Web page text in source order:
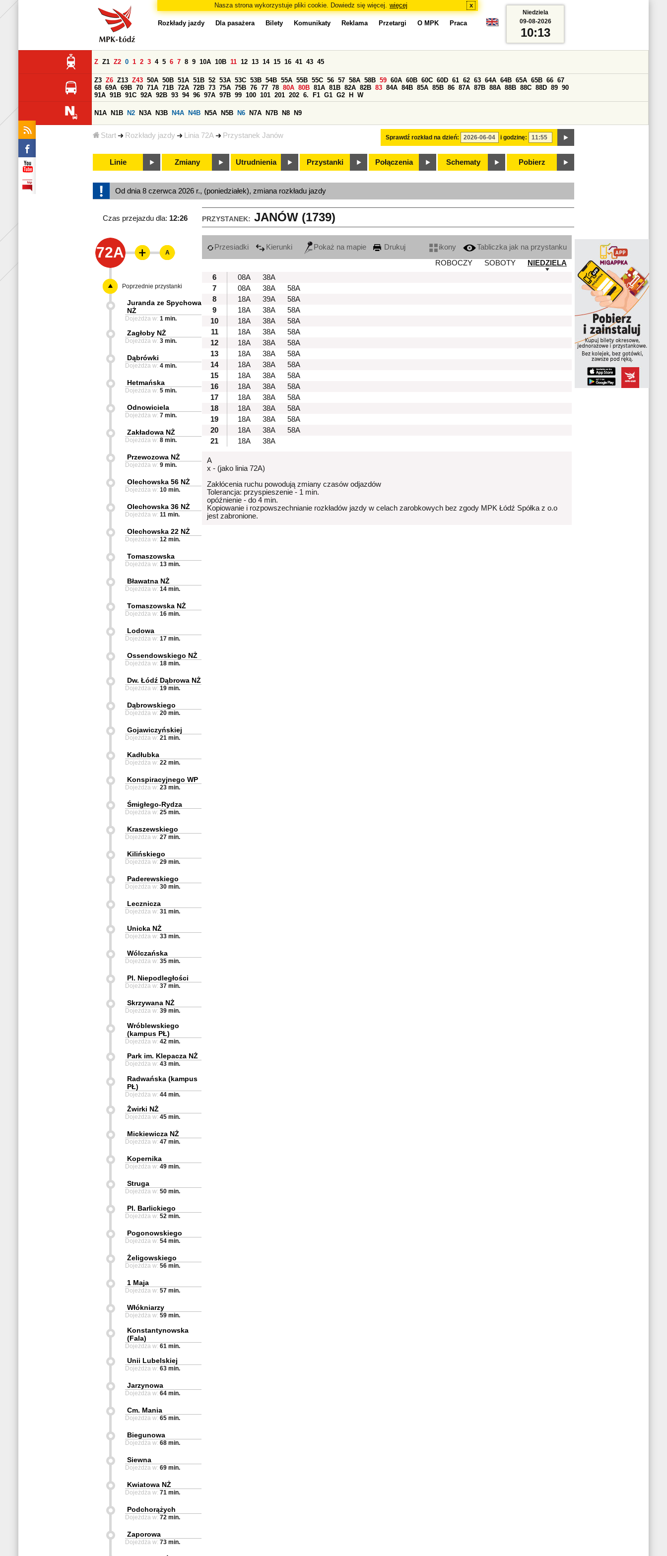
Nasza strona wykorzystuje pliki cookie. Dowiedz się więcej. więcej x
Start Rozkłady jazdy Linia 72A Przystanek Janów
Rozkłady jazdy Dla pasażera Bilety Komunikaty Reklama Przetargi O MPK Praca
Sprawdź rozkład na dzień: i godzinę:
Z Z1 Z2 0 1 2 3 4 5 6 7 8 9 10A 10B 11 12 13 14 15 16 41 43 45
Z3 Z6 Z13 Z43 50A 50B 51A 51B 52 53A 53C 53B 54B 55A 55B 55C 56 57 58A 58B 59 60A 60B 60C 60D 61 62 63 64A 64B 65A 65B 66 67
68 69A 69B 70 71A 71B 72A 72B 73 75A 75B 76 77 78 80A 80B 81A 81B 82A 82B 83 84A 84B 85A 85B 86 87A 87B 88A 88B 88C 88D 89 90
91A 91B 91C 92A 92B 93 94 96 97A 97B 99 100 101 201 202 6. F1 G1 G2 H W
N1A N1B N2 N3A N3B N4A N4B N5A N5B N6 N7A N7B N8 N9
Linie Zmiany Utrudnienia Przystanki Połączenia Schematy Pobierz
Niedziela
09-08-2026
10:13
Od dnia 8 czerwca 2026 r., (poniedziałek), zmiana rozkładu jazdy
PRZYSTANEK: JANÓW (1739)
Czas przejazdu dla: 12:26
72A Przesiadki Kierunki Pokaż na mapie Drukuj ikony
Tabliczka jak na przystanku
ROBOCZY
SOBOTY
NIEDZIELA
6
08A
38A
7
08A 38A
58A
8
18A 39A
58A
9
18A 38A
58A
10
18A 38A
58A
11
18A 38A
58A
12
18A 38A
58A
13
18A 38A
58A
14
18A 38A
58A
15
18A 38A
58A
16
18A 38A
58A
17
18A 38A
58A
18
18A 38A
58A
19
18A 38A
58A
20
18A 38A
58A
21
18A 38A
A
x - (jako linia 72A)
Zakłócenia ruchu powodują zmiany czasów odjazdów
Tolerancja: przyspieszenie - 1 min.
opóźnienie - do 4 min.
Kopiowanie i rozpowszechnianie rozkładów jazdy w celach zarobkowych bez zgody MPK Łódź Spółka z o.o
jest zabronione.
A
Poprzednie przystanki
Juranda ze Spychowa
NŻ
Dojeżdża w: 1 min.
Zagłoby NŻ
Dojeżdża w: 3 min.
Dąbrówki
Dojeżdża w: 4 min.
Hetmańska
Dojeżdża w: 5 min.
Odnowiciela
Dojeżdża w: 7 min.
Zakładowa NŻ
Dojeżdża w: 8 min.
Przewozowa NŻ
Dojeżdża w: 9 min.
Olechowska 56 NŻ
Dojeżdża w: 10 min.
Olechowska 36 NŻ
Dojeżdża w: 11 min.
Olechowska 22 NŻ
Dojeżdża w: 12 min.
Tomaszowska
Dojeżdża w: 13 min.
Bławatna NŻ
Dojeżdża w: 14 min.
Tomaszowska NŻ
Dojeżdża w: 16 min.
Lodowa
Dojeżdża w: 17 min.
Ossendowskiego NŻ
Dojeżdża w: 18 min.
Dw. Łódź Dąbrowa NŻ
Dojeżdża w: 19 min.
Dąbrowskiego
Dojeżdża w: 20 min.
Gojawiczyńskiej
Dojeżdża w: 21 min.
Kadłubka
Dojeżdża w: 22 min.
Konspiracyjnego WP
Dojeżdża w: 23 min.
Śmigłego-Rydza
Dojeżdża w: 25 min.
Kraszewskiego
Dojeżdża w: 27 min.
Kilińskiego
Dojeżdża w: 29 min.
Paderewskiego
Dojeżdża w: 30 min.
Lecznicza
Dojeżdża w: 31 min.
Unicka NŻ
Dojeżdża w: 33 min.
Wólczańska
Dojeżdża w: 35 min.
Pl. Niepodległości
Dojeżdża w: 37 min.
Skrzywana NŻ
Dojeżdża w: 39 min.
Wróblewskiego
(kampus PŁ)
Dojeżdża w: 42 min.
Park im. Klepacza NŻ
Dojeżdża w: 43 min.
Radwańska (kampus
PŁ)
Dojeżdża w: 44 min.
Żwirki NŻ
Dojeżdża w: 45 min.
Mickiewicza NŻ
Dojeżdża w: 47 min.
Kopernika
Dojeżdża w: 49 min.
Struga
Dojeżdża w: 50 min.
Pl. Barlickiego
Dojeżdża w: 52 min.
Pogonowskiego
Dojeżdża w: 54 min.
Żeligowskiego
Dojeżdża w: 56 min.
1 Maja
Dojeżdża w: 57 min.
Włókniarzy
Dojeżdża w: 59 min.
Konstantynowska
(Fala)
Dojeżdża w: 61 min.
Unii Lubelskiej
Dojeżdża w: 63 min.
Jarzynowa
Dojeżdża w: 64 min.
Cm. Mania
Dojeżdża w: 65 min.
Biegunowa
Dojeżdża w: 68 min.
Siewna
Dojeżdża w: 69 min.
Kwiatowa NŻ
Dojeżdża w: 71 min.
Podchorążych
Dojeżdża w: 72 min.
Zaporowa
Dojeżdża w: 73 min.